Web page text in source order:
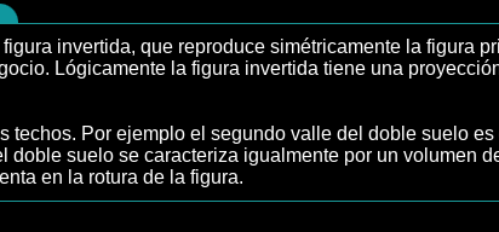
invertida, que reproduce simétricamente la figura
Lógicamente la figura invertida tiene una
techos. Por ejemplo el segundo valle del doble suelo
suelo se caracteriza igualmente por un volumen
en la rotura de la figura.